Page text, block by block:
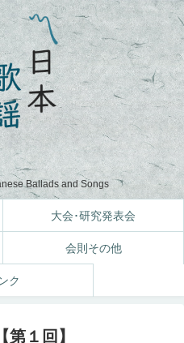
Ballads and Songs
大会･研究発表会
会則その他
ク
第１回】